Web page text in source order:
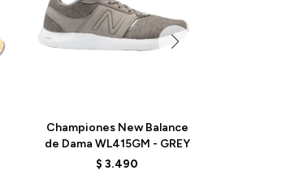
Championes New Balance
de Dama WL415GM - GREY
$ 3.490